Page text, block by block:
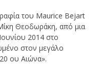
του Maurice Bejart
Θεοδωράκη, από μια
2014 στο
στον μεγάλο
ου Αιώνα».